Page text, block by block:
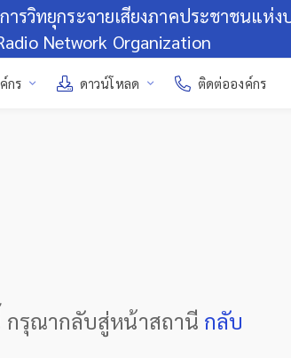
กร ดาวน์โหลด ติดต่อองค์กร
รวิทยุกระจายเสียงภาคประชาชนแห่ง
Network Organization
รุณากลับสู่หน้าสถานี กลับ